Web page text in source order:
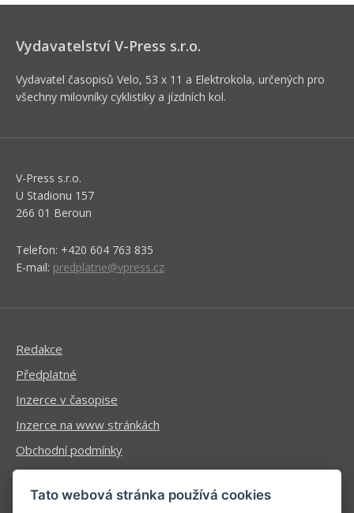
Vydavatelství V-Press s.r.o.
Vydavatel časopisů Velo, 53 x 11 a Elektrokola, určených pro
všechny milovníky cyklistiky a jízdních kol.
V-Press s.r.o.
U Stadionu 157
266 01 Beroun
Telefon: +420 604 763 835
E-mail: predplatne@vpress.cz
Redakce
Předplatné
Inzerce v časopise
Inzerce na www stránkách
Obchodní podmínky
Ochrana osobních údajů
Tato webová stránka používá cookies